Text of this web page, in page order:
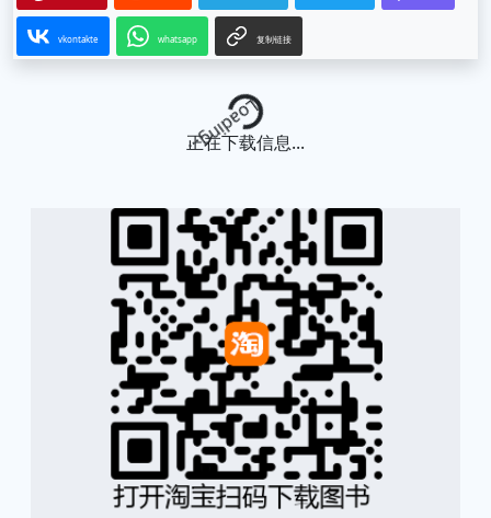
vkontakte whatsapp 复制链接
Loading...
正在下载信息...